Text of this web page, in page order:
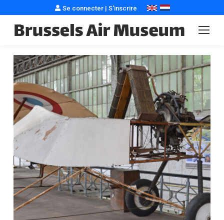
Se connecter| S'inscrire